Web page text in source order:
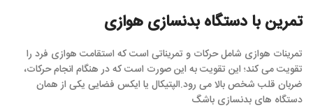
تمرین با دستگاه بدنسازی هوازی
تمرینات هوازی شامل حرکات و تمریناتی است که استقامت هوازی فرد را
تقویت می کند؛ این تقویت به این صورت است که در هنگام انجام حرکات،
ضربان قلب شخص بالا می رود.الپتیکال یا ایکس فضایی یکی از همان
دستگاه های بدنسازی باشگ